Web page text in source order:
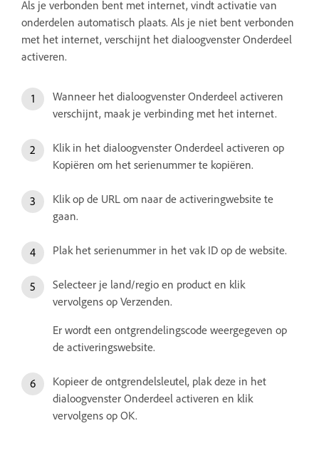
Als je verbonden bent met internet, vindt activatie van
onderdelen automatisch plaats. Als je niet bent verbonden
met het internet, verschijnt het dialoogvenster Onderdeel
activeren.
Wanneer het dialoogvenster Onderdeel activeren
verschijnt, maak je verbinding met het internet.
Klik in het dialoogvenster Onderdeel activeren op
Kopiëren om het serienummer te kopiëren.
Klik op de URL om naar de activeringwebsite te
gaan.
Plak het serienummer in het vak ID op de website.
Selecteer je land/regio en product en klik
vervolgens op Verzenden.
Er wordt een ontgrendelingscode weergegeven op
de activeringswebsite.
Kopieer de ontgrendelsleutel, plak deze in het
dialoogvenster Onderdeel activeren en klik
vervolgens op OK.